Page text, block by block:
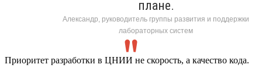
плане.
Александр, руководитель группы развития и поддержки
лабораторных систем
Приоритет разработки в ЦНИИ не скорость, а качество кода.